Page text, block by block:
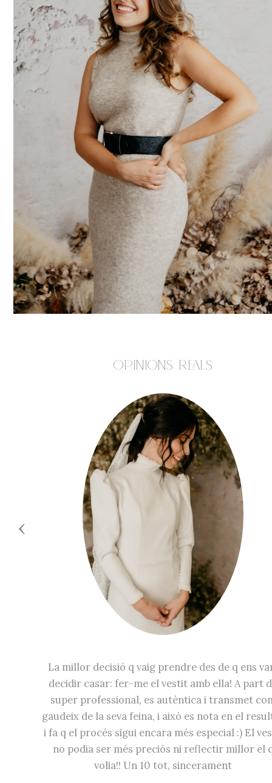
OPINIONS REALS
La millor decisió q vaig prendre des de q ens
decidir casar: fer-me el vestit amb ella! A part
super professional, es autèntica i transmet
gaudeix de la seva feina, i això es nota en el
i fa q el procés sigui encara més especial :) El
no podia ser més preciós ni reflectir millor el
volia!! Un 10 tot, sincerament
‹